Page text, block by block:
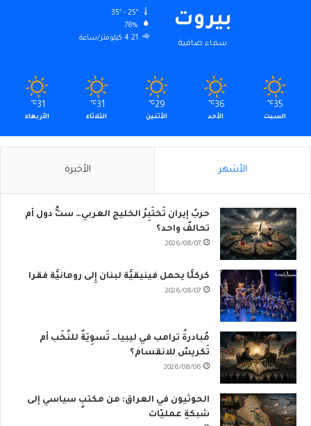
بيروت
سماء صافية
78%
4.21 كيلومتر/ساعة
35
℃
السبت
36
℃
الأحد
29
℃
الأثنين
31
℃
الثلاثاء
31
℃
الأربعاء
الأشهر الأخيرة
حربُ إيران تَختَبِرُ الخليج العربي… ستُّ دول أم
تحالفٌ واحد؟
2026/08/07
كركلَّا يحمل فينيقيَّة لبنان إِلى رومانيَّة فقرا
2026/08/07
مُبادرةُ ترامب في ليبيا… تَسوِيَةٌ للنُخَب أم
تَكريسٌ للانقسام؟
2026/08/06
الحوثيون في العراق: من مكتبٍ سياسي إلى
شبكةِ عمليّات